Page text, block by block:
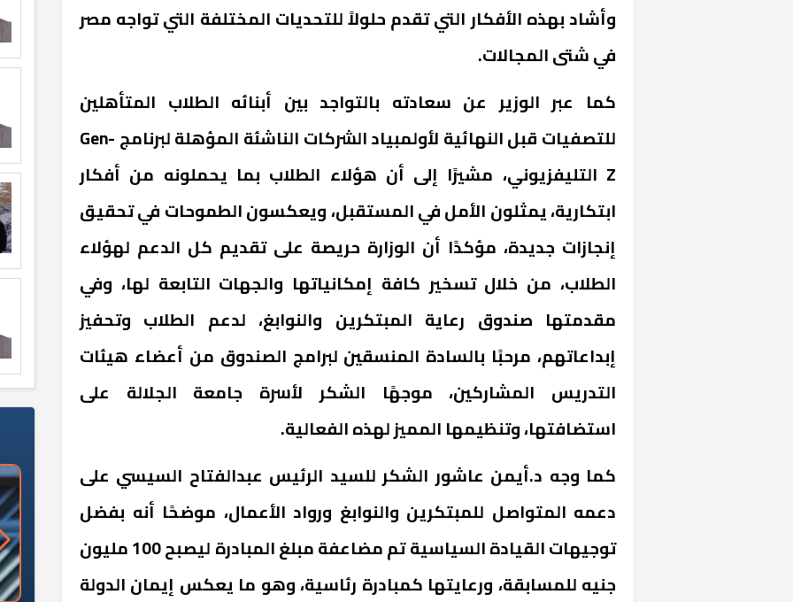
وأشاد بهذه الأفكار التي تقدم حلولاً للتحديات المختلفة التي تواجه مصر
في شتى المجالات.
كما عبر الوزير عن سعادته بالتواجد بين أبنائه الطلاب المتأهلين
للتصفيات قبل النهائية لأولمبياد الشركات الناشئة المؤهلة لبرنامج Gen-
Z التليفزيوني، مشيرًا إلى أن هؤلاء الطلاب بما يحملونه من أفكار
ابتكارية، يمثلون الأمل في المستقبل، ويعكسون الطموحات في تحقيق
إنجازات جديدة، مؤكدًا أن الوزارة حريصة على تقديم كل الدعم لهؤلاء
الطلاب، من خلال تسخير كافة إمكانياتها والجهات التابعة لها، وفي
مقدمتها صندوق رعاية المبتكرين والنوابغ، لدعم الطلاب وتحفيز
إبداعاتهم، مرحبًا بالسادة المنسقين لبرامج الصندوق من أعضاء هيئات
التدريس المشاركين، موجهًا الشكر لأسرة جامعة الجلالة على
استضافتها، وتنظيمها المميز لهذه الفعالية.
كما وجه د.أيمن عاشور الشكر للسيد الرئيس عبدالفتاح السيسي على
دعمه المتواصل للمبتكرين والنوابغ ورواد الأعمال، موضحًا أنه بفضل
توجيهات القيادة السياسية تم مضاعفة مبلغ المبادرة ليصبح 100 مليون
جنيه للمسابقة، ورعايتها كمبادرة رئاسية، وهو ما يعكس إيمان الدولة